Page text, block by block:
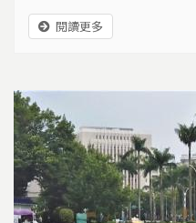
74％，形成的髒臭，影響
的淨水行動，在四個鄉鎮
閱讀更多